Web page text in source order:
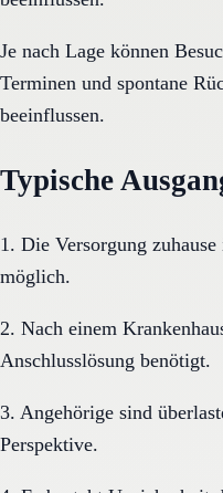
Je nach Lage können
Terminen und spontane
beeinflussen.
Typische
1. Die Versorgung
möglich.
2. Nach einem
Anschlusslösung benötigt.
3. Angehörige sind
Perspektive.